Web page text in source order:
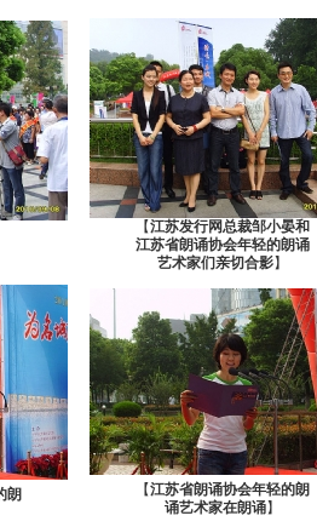
【江苏发行网总裁邹小晏和
江苏省朗诵协会年轻的朗诵
艺术家们亲切合影】
朗
【江苏省朗诵协会年轻的朗
诵艺术家在朗诵】